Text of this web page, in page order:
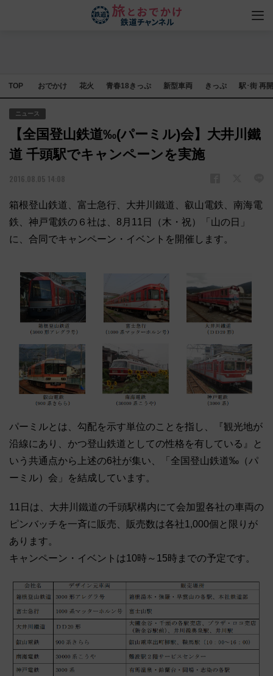
TOP おでかけ 花火 青春18きっぷ 新型車両 きっぷ 駅･街 再
ニュース
【全国登山鉄道‰(パーミル)会】大井川鐵
道 千頭駅でキャンペーンを実施
2016.08.05 14:08
箱根登山鉄道、富士急行、大井川鐵道、叡山電鉄、南海電
鉄、神戸電鉄の６社は、8月11日（木・祝）「山の日」
に、合同でキャンペーン・イベントを開催します。
パーミルとは、勾配を示す単位のことを指し、『観光地が
沿線にあり、かつ登山鉄道としての性格を有している』と
いう共通点から上述の6社が集い、「全国登山鉄道‰（パ
ーミル）会」を結成しています。
11日は、大井川鐵道の千頭駅構内にて会加盟各社の車両の
ピンバッチを一斉に販売、販売数は各社1,000個と限りが
あります。
キャンペーン・イベントは10時～15時までの予定です。